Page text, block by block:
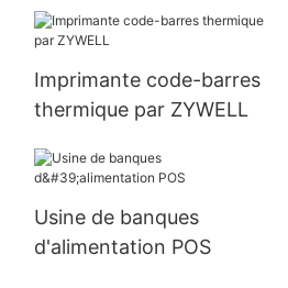
Imprimante code-barres
thermique par ZYWELL
Usine de banques
d'alimentation POS